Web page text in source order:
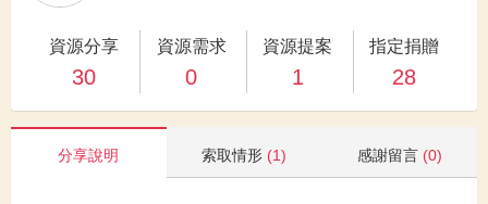
資源分享
30
資源需求
0
資源提案
1
指定捐贈
28
分享說明 索取情形 (1) 感謝留言 (0)